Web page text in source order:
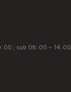
; sub 08:00 – 14:00